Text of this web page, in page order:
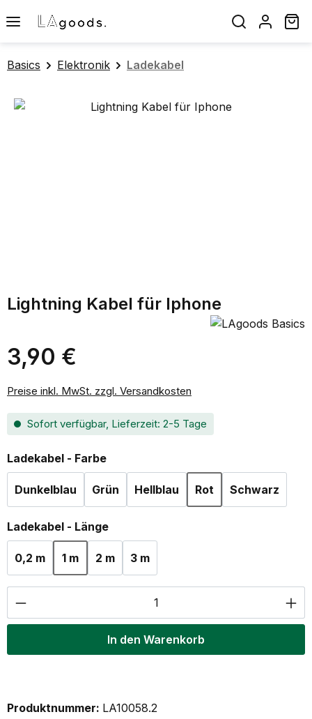
Zum Hauptinhalt springen
Basics Elektronik Ladekabel
Bildergalerie überspringen
Lightning Kabel für Iphone
Regulärer Preis:
3,90 €
Preise inkl. MwSt. zzgl. Versandkosten
Sofort verfügbar, Lieferzeit: 2-5 Tage
Ladekabel - Farbeauswählen
Dunkelblau Grün Hellblau Rot Schwarz
Ladekabel - Längeauswählen
0,2 m 1 m 2 m 3 m
Produkt Anzahl: Gib den gewünschten
In den Warenkorb
Produktnummer: LA10058.2